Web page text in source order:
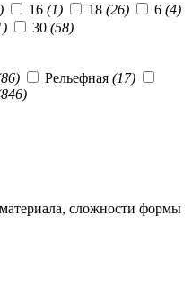
16 (1) 18 (26) 6 (4)
30 (58)
Рельефная (17)
сложности формы